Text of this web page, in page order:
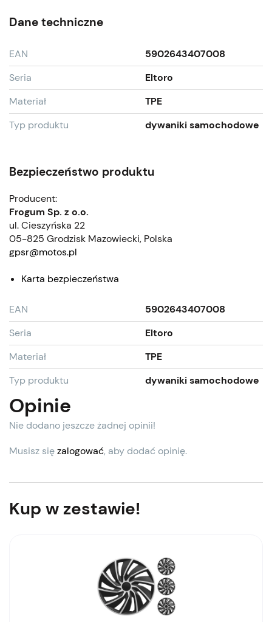
Dane techniczne
EAN
5902643407008
Seria
Eltoro
Materiał
TPE
Typ produktu
dywaniki samochodowe
Bezpieczeństwo produktu
Producent:
Frogum Sp. z o.o.
ul. Cieszyńska 22
05-825 Grodzisk Mazowiecki, Polska
gpsr@motos.pl
Karta bezpieczeństwa
EAN
5902643407008
Seria
Eltoro
Materiał
TPE
Typ produktu
dywaniki samochodowe
Opinie
Nie dodano jeszcze żadnej opinii!
Musisz sięzalogować, aby dodać opinię.
Kup w zestawie!